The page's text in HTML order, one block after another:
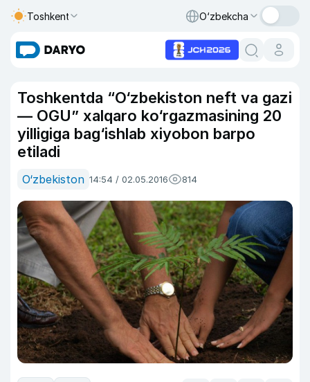
Toshkent O‘zbekcha
Toshkentda “O‘zbekiston neft va gazi
— OGU” xalqaro ko‘rgazmasining 20
yilligiga bag‘ishlab xiyobon barpo
etiladi
O‘zbekiston 14:54 / 02.05.2016 814